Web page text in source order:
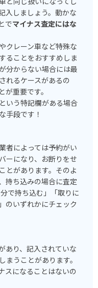
入しましょう。動かな
でマイナス査定にはな
クレーン車など特殊な
ることをおすすめしま
分からない場合には最
れるケースがあるの
重要です。
いう特記欄がある場合
手段です！
者によっては予約がい
ーになり、お断りをせ
とがあります。そのよ
持ち込みの場合に査定
で持ち込む」「取りに
のいずれかにチェック
あり、記入されていな
うことがあります。
スになることはないの